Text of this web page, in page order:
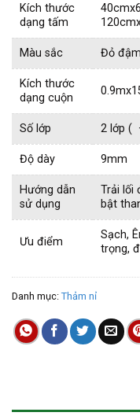
Kích thước
dạng tấm
Màu sắc Đỏ
Kích thước
dạng cuộn
Số lớp 2 lớp (
Độ dày 9mm
Hướng dẫn
sử dụng
Trải lối
bật
Ưu điểm
Sạch,
trọng,
Danh mục: Thảm nỉ